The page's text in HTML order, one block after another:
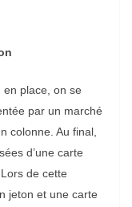
en place, on se
par un marché
colonne. Au final,
d’une carte
de cette
jeton et une carte